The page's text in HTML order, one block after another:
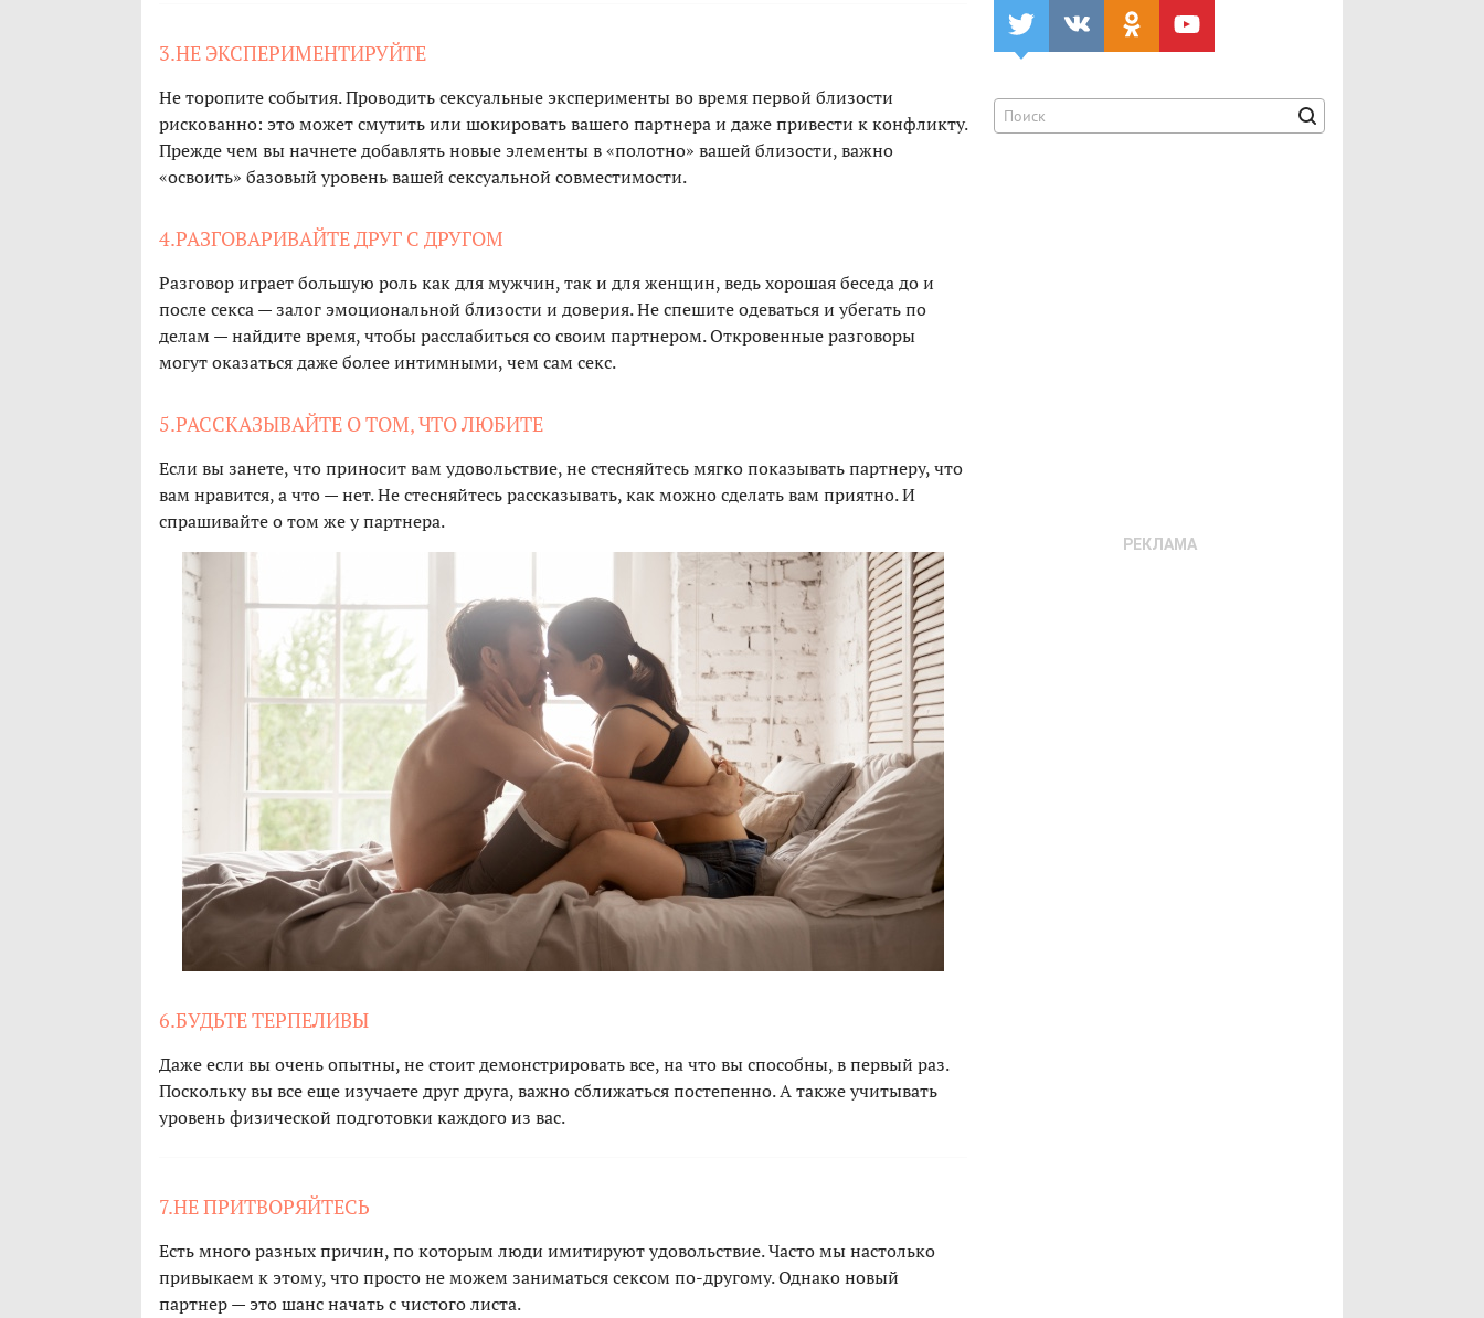
3.НЕ ЭКСПЕРИМЕНТИРУЙТЕ
Не торопите события. Проводить сексуальные эксперименты во время первой близости
рискованно: это может смутить или шокировать вашего партнера и даже привести к конфликту.
Прежде чем вы начнете добавлять новые элементы в «полотно» вашей близости, важно
«освоить» базовый уровень вашей сексуальной совместимости.
4.РАЗГОВАРИВАЙТЕ ДРУГ С ДРУГОМ
Разговор играет большую роль как для мужчин, так и для женщин, ведь хорошая беседа до и
после секса — залог эмоциональной близости и доверия. Не спешите одеваться и убегать по
делам — найдите время, чтобы расслабиться со своим партнером. Откровенные разговоры
могут оказаться даже более интимными, чем сам секс.
5.РАССКАЗЫВАЙТЕ О ТОМ, ЧТО ЛЮБИТЕ
Если вы занете, что приносит вам удовольствие, не стесняйтесь мягко показывать партнеру, что
вам нравится, а что — нет. Не стесняйтесь рассказывать, как можно сделать вам приятно. И
спрашивайте о том же у партнера.
6.БУДЬТЕ ТЕРПЕЛИВЫ
Даже если вы очень опытны, не стоит демонстрировать все, на что вы способны, в первый раз.
Поскольку вы все еще изучаете друг друга, важно сближаться постепенно. А также учитывать
уровень физической подготовки каждого из вас.
7.НЕ ПРИТВОРЯЙТЕСЬ
Есть много разных причин, по которым люди имитируют удовольствие. Часто мы настолько
привыкаем к этому, что просто не можем заниматься сексом по-другому. Однако новый
партнер — это шанс начать с чистого листа.